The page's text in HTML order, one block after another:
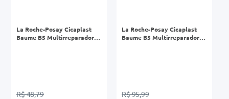
La Roche-Posay Cicaplast
Baume B5 Multirreparador
R$ 48,79
La Roche-Posay Cicaplast
Baume B5 Multirreparador
R$ 95,99